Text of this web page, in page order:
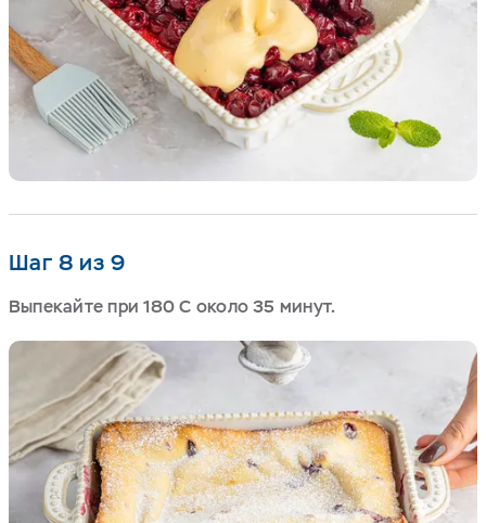
Шаг 8 из 9
Выпекайте при 180 С около 35 минут.